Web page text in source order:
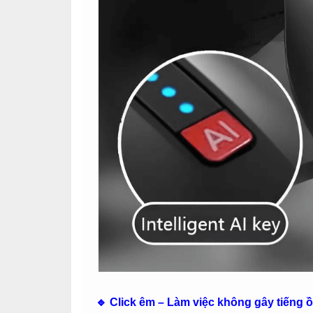
🔹 Click êm – Làm việc không gây tiếng